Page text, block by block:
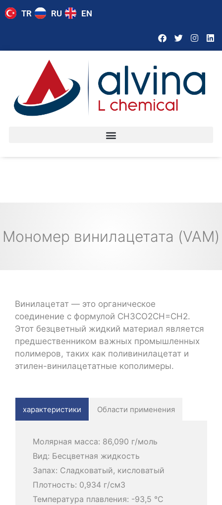
TR RU EN
Мономер винилацетата (VAM)
Винилацетат — это органическое
соединение с формулой CH3CO2CH=CH2.
Этот безцветный жидкий материал является
предшественником важных промышленных
полимеров, таких как поливинилацетат и
этилен-винилацетатные кополимеры.
характеристики Области применения
Молярная масса: 86,090 г/моль
Вид: Бесцветная жидкость
Запах: Сладковатый, кисловатый
Плотность: 0,934 г/см3
Температура плавления: -93,5 °C